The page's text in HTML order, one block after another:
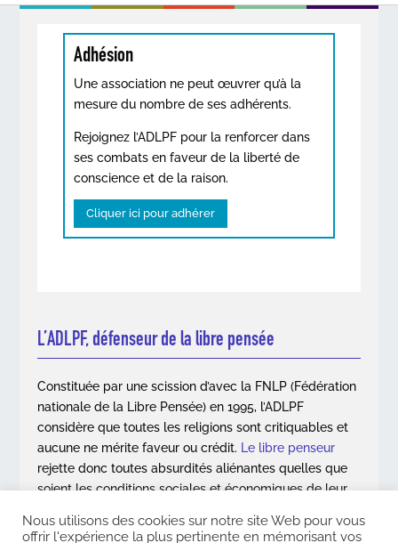
Adhésion
Une association ne peut œuvrer qu’à la
mesure du nombre de ses adhérents.
Rejoignez l’ADLPF pour la renforcer dans
ses combats en faveur de la liberté de
conscience et de la raison.
Cliquer ici pour adhérer
L’ADLPF, défenseur de la libre pensée
Constituée par une scission d’avec la FNLP (Fédération
nationale de la Libre Pensée) en 1995, l’ADLPF
considère que toutes les religions sont critiquables et
aucune ne mérite faveur ou crédit. Le libre penseur
rejette donc toutes absurdités aliénantes quelles que
soient les conditions sociales et économiques de leur
Nous utilisons des cookies sur notre site Web pour vous
offrir l'expérience la plus pertinente en mémorisant vos